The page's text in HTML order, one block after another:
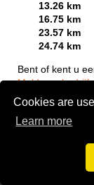
Cookies are
Learn more
13.26 km
16.75 km
23.57 km
24.74 km
Bent of kent u
Meld een bedrijf